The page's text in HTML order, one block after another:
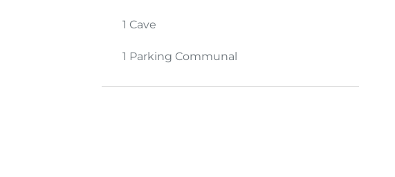
1 Cave
1 Parking Communal